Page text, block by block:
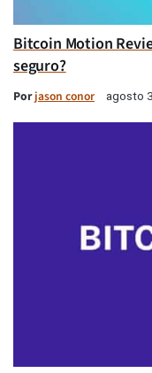
Bitcoin Motion
seguro?
Porjason conor agosto